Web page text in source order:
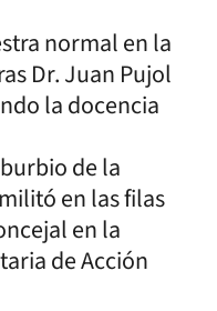
normal en la
Dr. Juan Pujol
la docencia
de la
en las filas
en la
de Acción